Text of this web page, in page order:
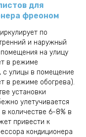
для
фреоном
по
и наружный
на улицу
в режиме
с улицы в помещение
в режиме обогрева).
установки
улетучивается
количестве 6-8% в
привести к
кондиционера